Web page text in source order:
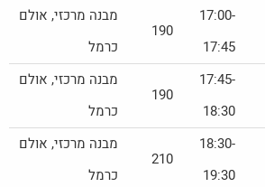
17:00-
17:45
190
מבנה מרכזי, אולם
כרמל
17:45-
18:30
190
מבנה מרכזי, אולם
כרמל
18:30-
19:30
210
מבנה מרכזי, אולם
כרמל